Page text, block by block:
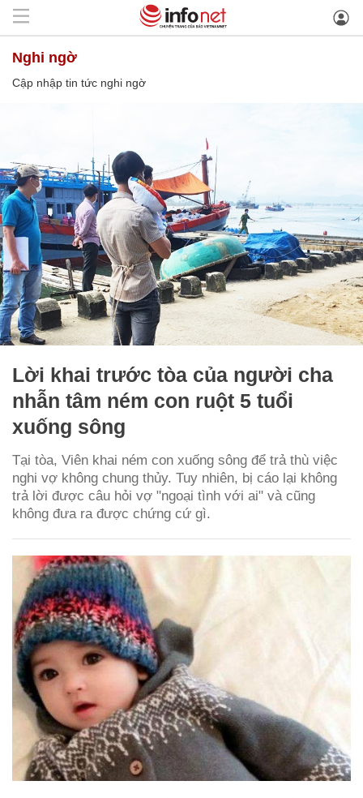
nghi ngờ
Cập nhập tin tức nghi ngờ
Lời khai trước tòa của người cha
nhẫn tâm ném con ruột 5 tuổi
xuống sông
Tại tòa, Viên khai ném con xuống sông để trả thù việc
nghi vợ không chung thủy. Tuy nhiên, bị cáo lại không
trả lời được câu hỏi vợ "ngoại tình với ai" và cũng
không đưa ra được chứng cứ gì.